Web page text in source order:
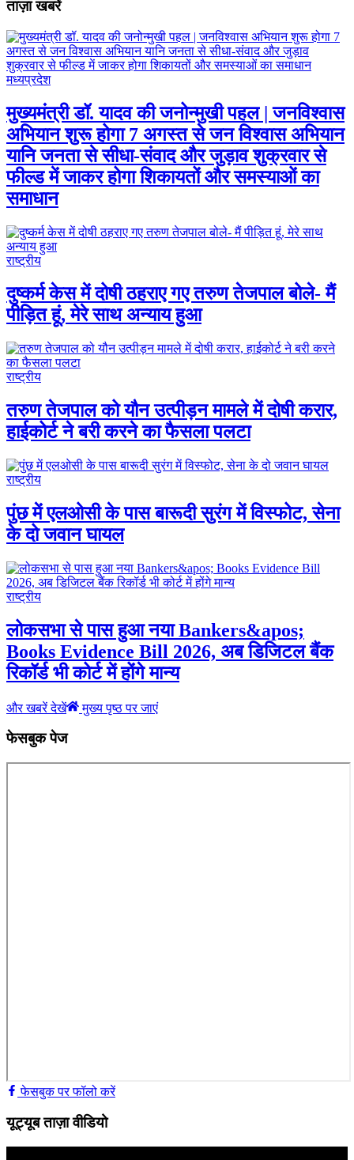
ताज़ा खबरें
मध्यप्रदेश
मुख्यमंत्री डॉ. यादव की जनोन्मुखी पहल | जनविश्वास
अभियान शुरू होगा 7 अगस्त से जन विश्वास अभियान
यानि जनता से सीधा-संवाद और जुड़ाव शुक्रवार से
फील्ड में जाकर होगा शिकायतों और समस्याओं का
समाधान
राष्ट्रीय
दुष्कर्म केस में दोषी ठहराए गए तरुण तेजपाल बोले- मैं
पीड़ित हूं, मेरे साथ अन्याय हुआ
राष्ट्रीय
तरुण तेजपाल को यौन उत्पीड़न मामले में दोषी करार,
हाईकोर्ट ने बरी करने का फैसला पलटा
राष्ट्रीय
पुंछ में एलओसी के पास बारूदी सुरंग में विस्फोट, सेना
के दो जवान घायल
राष्ट्रीय
लोकसभा से पास हुआ नया Bankers&apos;
Books Evidence Bill 2026, अब डिजिटल बैंक
रिकॉर्ड भी कोर्ट में होंगे मान्य
और खबरें देखें मुख्य पृष्ठ पर जाएं
फेसबुक पेज
फेसबुक पर फॉलो करें
यूट्यूब ताज़ा वीडियो